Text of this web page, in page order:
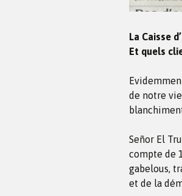
La Caisse
Et quels
de notre
Señor El
compte de
gabelous,
et de la